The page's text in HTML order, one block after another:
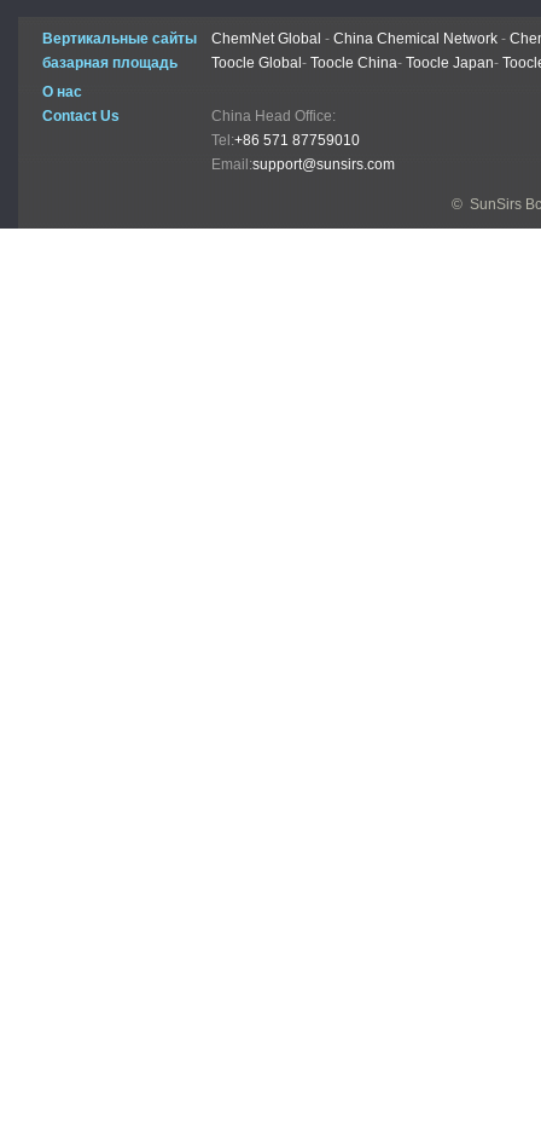
Вертикальные сайты ChemNet Global - China Chemical Network -
базарная площадь
Toocle Global - Toocle China- Toocle Japan-
О нас
Contact Us
China Head Office:
Tel:+86 571 87759010
Email:support@sunsirs.com
© SunSirs